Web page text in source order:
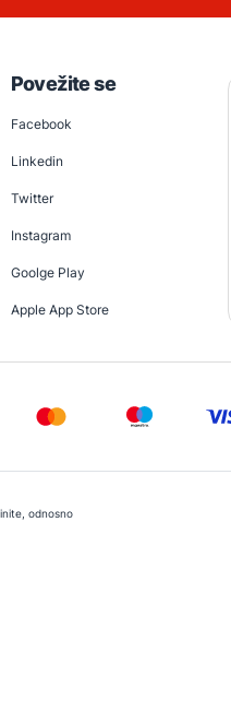
Povežite se
Facebook
Linkedin
Twitter
Instagram
Goolge Play
Apple App Store
odnosno